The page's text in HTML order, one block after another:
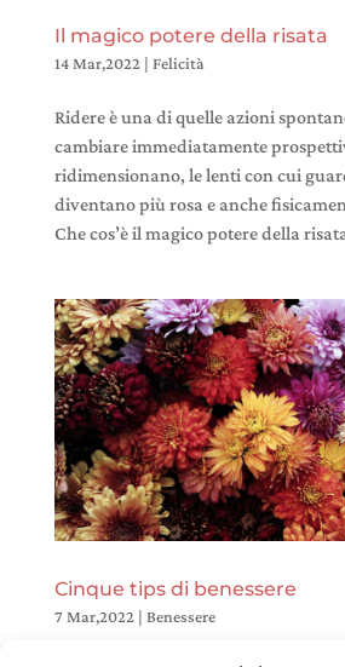
Il magico potere della risata
14 Mar,2022| Felicità
Ridere è una di quelle azioni
cambiare immediatamente
ridimensionano, le lenti con cui
diventano più rosa e anche
Che cos’è il magico potere della
Cinque tips di benessere
7 Mar,2022| Benessere